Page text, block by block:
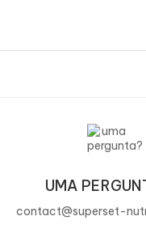
UMA
contact@superset-